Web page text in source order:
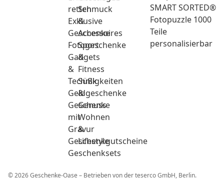
retten
Exklusive
Geschenke
Fotogeschenke
Gadgets
&
Technik
Geldgeschenke
Geschenke
mit
Gravur
Geschenkgutscheine
Geschenksets
Schmuck
&
Accessoires
Sport
&
Fitness
Süßigkeiten
&
Genuss
Wohnen
&
Lifestyle
SMART SORTED®
Fotopuzzle 1000
Teile
personalisierbar
© 2026 Geschenke-Oase – Betrieben von der teserco GmbH, Berlin.